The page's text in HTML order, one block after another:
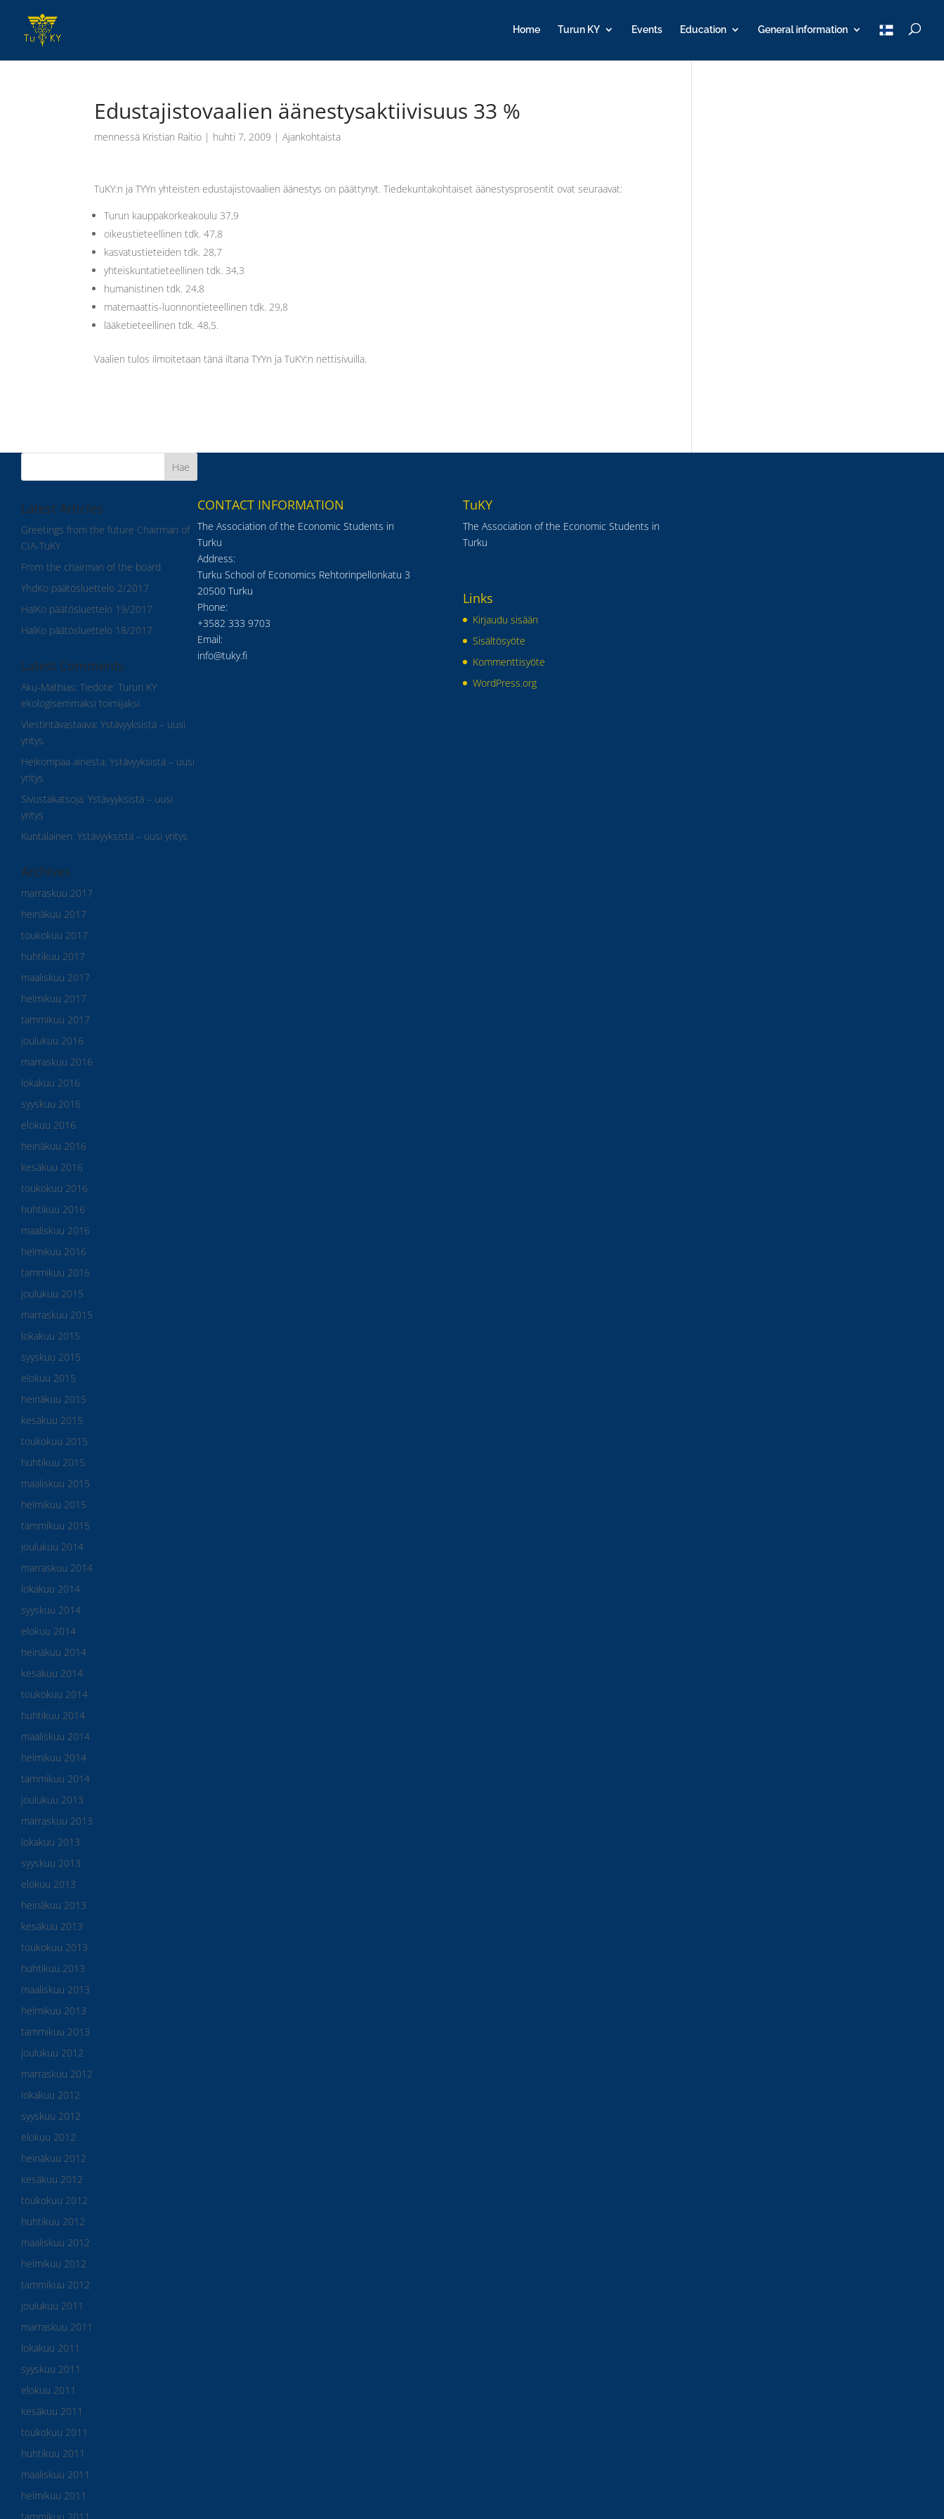
Home Turun KY Events Education General information
T
u
Edustajistovaalien äänestysaktiivisuus 33 %
mennessä Kristian Raitio | huhti 7, 2009 |Ajankohtaista
TuKY:n ja TYYn yhteisten edustajistovaalien äänestys on päättynyt. Tiedekuntakohtaiset äänestysprosentit ovat seuraavat:
Turun kauppakorkeakoulu 37,9
oikeustieteellinen tdk. 47,8
kasvatustieteiden tdk. 28,7
yhteiskuntatieteellinen tdk. 34,3
humanistinen tdk. 24,8
matemaattis-luonnontieteellinen tdk. 29,8
lääketieteellinen tdk. 48,5.
Vaalien tulos ilmoitetaan tänä iltana TYYn ja TuKY:n nettisivuilla.
Latest Articles
Greetings from the future Chairman of
CIA-TuKY
From the chairman of the board
YhdKo päätösluettelo 2/2017
HalKo päätösluettelo 19/2017
HalKo päätösluettelo 18/2017
Latest Comments
Aku-Mathias: Tiedote: Turun KY
ekologisemmaksi toimijaksi
Viestintävastaava: Ystävyyksistä – uusi
yritys
Heikompaa ainesta: Ystävyyksistä – uusi
yritys
Sivustakatsoja: Ystävyyksistä – uusi
yritys
Kuntalainen: Ystävyyksistä – uusi yritys
Archives
marraskuu 2017
heinäkuu 2017
toukokuu 2017
huhtikuu 2017
maaliskuu 2017
helmikuu 2017
tammikuu 2017
joulukuu 2016
marraskuu 2016
lokakuu 2016
syyskuu 2016
elokuu 2016
heinäkuu 2016
kesäkuu 2016
toukokuu 2016
huhtikuu 2016
maaliskuu 2016
helmikuu 2016
tammikuu 2016
joulukuu 2015
marraskuu 2015
lokakuu 2015
syyskuu 2015
elokuu 2015
heinäkuu 2015
kesäkuu 2015
toukokuu 2015
huhtikuu 2015
maaliskuu 2015
helmikuu 2015
tammikuu 2015
joulukuu 2014
marraskuu 2014
lokakuu 2014
syyskuu 2014
elokuu 2014
heinäkuu 2014
kesäkuu 2014
toukokuu 2014
huhtikuu 2014
maaliskuu 2014
helmikuu 2014
tammikuu 2014
joulukuu 2013
marraskuu 2013
lokakuu 2013
syyskuu 2013
elokuu 2013
heinäkuu 2013
kesäkuu 2013
toukokuu 2013
huhtikuu 2013
maaliskuu 2013
helmikuu 2013
tammikuu 2013
joulukuu 2012
marraskuu 2012
lokakuu 2012
syyskuu 2012
elokuu 2012
heinäkuu 2012
kesäkuu 2012
toukokuu 2012
huhtikuu 2012
maaliskuu 2012
helmikuu 2012
tammikuu 2012
joulukuu 2011
marraskuu 2011
lokakuu 2011
syyskuu 2011
elokuu 2011
kesäkuu 2011
toukokuu 2011
huhtikuu 2011
maaliskuu 2011
helmikuu 2011
CONTACT INFORMATION
The Association of the Economic Students in
Turku
Address:
Turku School of Economics Rehtorinpellonkatu 3
20500 Turku
Phone:
+3582 333 9703
Email:
info@tuky.fi
TuKY
The Association of the Economic Students in
Turku
Links
Kirjaudu sisään
Sisältösyöte
Kommenttisyöte
WordPress.org